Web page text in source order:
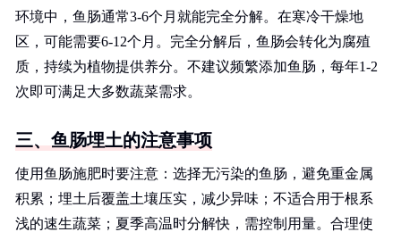
环境中，鱼肠通常3-6个月就能完全分解。在寒冷干燥地
区，可能需要6-12个月。完全分解后，鱼肠会转化为腐殖
质，持续为植物提供养分。不建议频繁添加鱼肠，每年1-2
次即可满足大多数蔬菜需求。
三、鱼肠埋土的注意事项
使用鱼肠施肥时要注意：选择无污染的鱼肠，避免重金属
积累；埋土后覆盖土壤压实，减少异味；不适合用于根系
浅的速生蔬菜；夏季高温时分解快，需控制用量。合理使